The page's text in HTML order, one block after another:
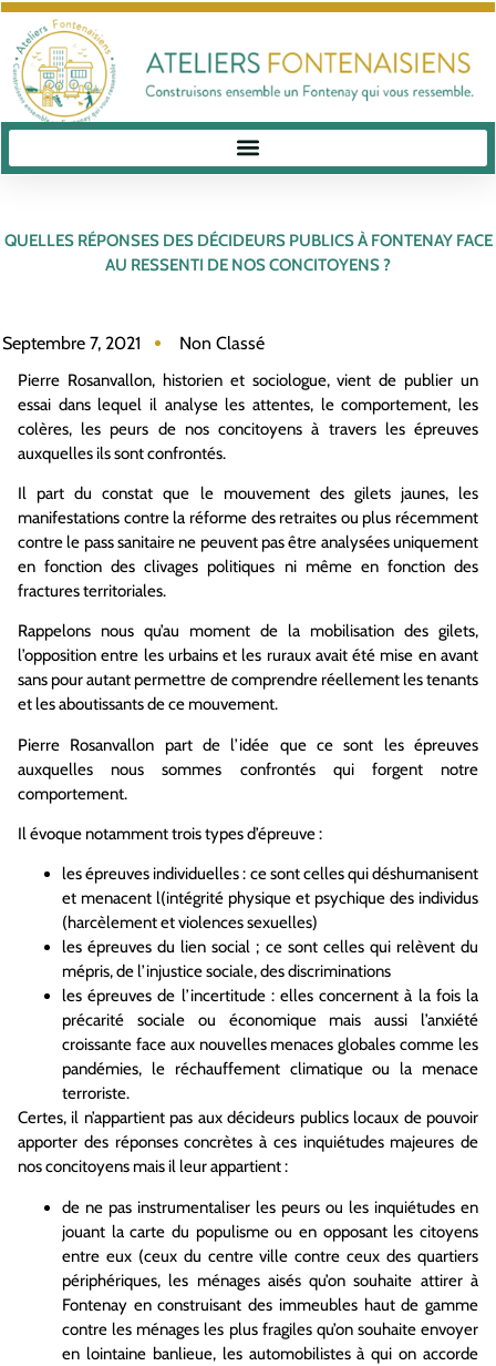
QUELLES RÉPONSES DES DÉCIDEURS PUBLICS À FONTENAY FACE
AU RESSENTI DE NOS CONCITOYENS ?
Septembre 7, 2021 Non Classé
Pierre Rosanvallon, historien et sociologue, vient de publier un
essai dans lequel il analyse les attentes, le comportement, les
colères, les peurs de nos concitoyens à travers les épreuves
auxquelles ils sont confrontés.
Il part du constat que le mouvement des gilets jaunes, les
manifestations contre la réforme des retraites ou plus récemment
contre le pass sanitaire ne peuvent pas être analysées uniquement
en fonction des clivages politiques ni même en fonction des
fractures territoriales.
Rappelons nous qu’au moment de la mobilisation des gilets,
l’opposition entre les urbains et les ruraux avait été mise en avant
sans pour autant permettre de comprendre réellement les tenants
et les aboutissants de ce mouvement.
Pierre Rosanvallon part de l’idée que ce sont les épreuves
auxquelles nous sommes confrontés qui forgent notre
comportement.
Il évoque notamment trois types d’épreuve :
les épreuves individuelles : ce sont celles qui déshumanisent
et menacent l(intégrité physique et psychique des individus
(harcèlement et violences sexuelles)
les épreuves du lien social ; ce sont celles qui relèvent du
mépris, de l’injustice sociale, des discriminations
les épreuves de l’incertitude : elles concernent à la fois la
précarité sociale ou économique mais aussi l’anxiété
croissante face aux nouvelles menaces globales comme les
pandémies, le réchauffement climatique ou la menace
terroriste.
Certes, il n’appartient pas aux décideurs publics locaux de pouvoir
apporter des réponses concrètes à ces inquiétudes majeures de
nos concitoyens mais il leur appartient :
de ne pas instrumentaliser les peurs ou les inquiétudes en
jouant la carte du populisme ou en opposant les citoyens
entre eux (ceux du centre ville contre ceux des quartiers
périphériques, les ménages aisés qu’on souhaite attirer à
Fontenay en construisant des immeubles haut de gamme
contre les ménages les plus fragiles qu’on souhaite envoyer
en lointaine banlieue, les automobilistes à qui on accorde